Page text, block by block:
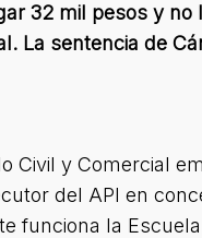
32 mil pesos y
La sentencia de
Civil y Comercial
del API en
funciona la